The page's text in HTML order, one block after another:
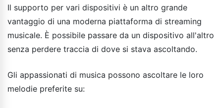
Il supporto per vari dispositivi è un altro grande
vantaggio di una moderna piattaforma di streaming
musicale. È possibile passare da un dispositivo all'altro
senza perdere traccia di dove si stava ascoltando.
Gli appassionati di musica possono ascoltare le loro
melodie preferite su: